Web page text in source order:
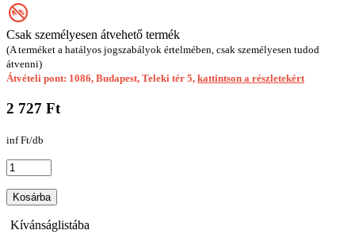
Csak személyesen átvehető termék
(A terméket a hatályos jogszabályok értelmében, csak személyesen tudod
átvenni)
Átvételi pont: 1086, Budapest, Teleki tér 5, kattintson a részletekért
2 727 Ft
inf Ft/db
Kosárba
Kívánságlistába